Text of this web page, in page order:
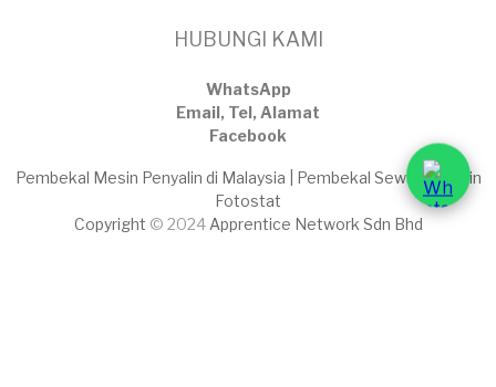
HUBUNGI KAMI
WhatsApp
Email, Tel, Alamat
Facebook
Pembekal Mesin Penyalin di Malaysia | Pembekal Sewaan Mesin
Fotostat
Copyright © 2024 Apprentice Network Sdn Bhd